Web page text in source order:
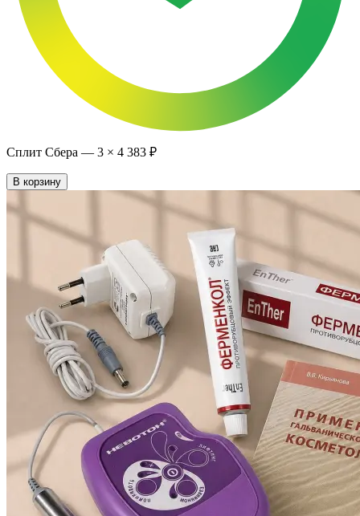
Сплит Сбера — 3 × 4 383 ₽
В корзину